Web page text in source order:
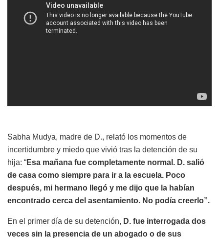
Sabha Mudya, madre de D., relató los momentos de
incertidumbre y miedo que vivió tras la detención de su
hija: “Esa mañana fue completamente normal. D. salió
de casa como siempre para ir a la escuela. Poco
después, mi hermano llegó y me dijo que la habían
encontrado cerca del asentamiento. No podía creerlo”.
En el primer día de su detención, D. fue interrogada dos
veces sin la presencia de un abogado o de sus